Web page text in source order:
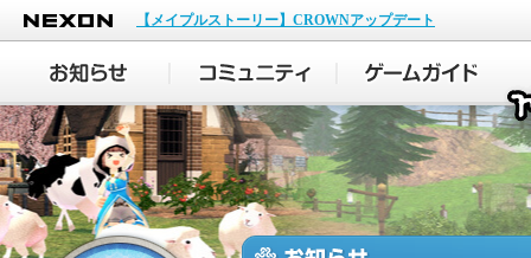
NEXON
【メイプルストーリー】CROWNアップデート